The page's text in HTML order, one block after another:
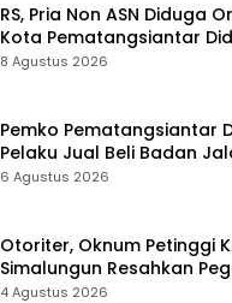
RS, Pria Non ASN Diduga
Kota Pematangsiantar
Proyek ke Kontraktor
8 Agustus 2026
Pemko Pematangsiantar
Pelaku Jual Beli Badan
6 Agustus 2026
Otoriter, Oknum Petinggi
Simalungun Resahkan
4 Agustus 2026